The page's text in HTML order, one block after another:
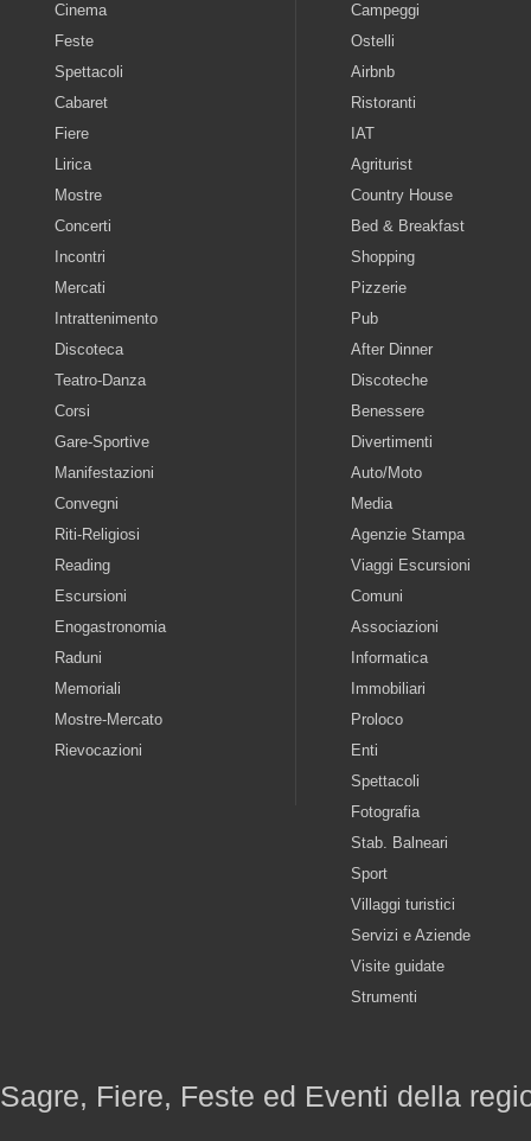
Cinema
Feste
Spettacoli
Cabaret
Fiere
Lirica
Mostre
Concerti
Incontri
Mercati
Intrattenimento
Discoteca
Teatro-Danza
Corsi
Gare-Sportive
Manifestazioni
Convegni
Riti-Religiosi
Reading
Escursioni
Enogastronomia
Raduni
Memoriali
Mostre-Mercato
Rievocazioni
Campeggi
Ostelli
Airbnb
Ristoranti
IAT
Agriturist
Country House
Bed & Breakfast
Shopping
Pizzerie
Pub
After Dinner
Discoteche
Benessere
Divertimenti
Auto/Moto
Media
Agenzie Stampa
Viaggi Escursioni
Comuni
Associazioni
Informatica
Immobiliari
Proloco
Enti
Spettacoli
Fotografia
Stab. Balneari
Sport
Villaggi turistici
Servizi e Aziende
Visite guidate
Strumenti
Sagre, Fiere, Feste ed Eventi della